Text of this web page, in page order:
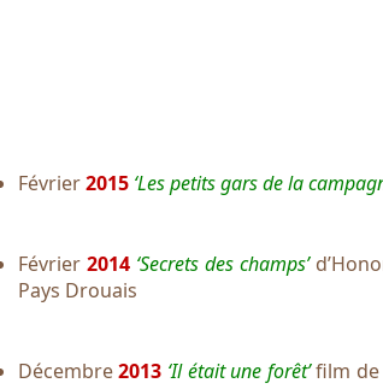
Février2015 ‘Les petits gars de la
Février 2014 ‘Secrets des champs’
Pays Drouais
Décembre2013 ‘Il était une forêt’film de